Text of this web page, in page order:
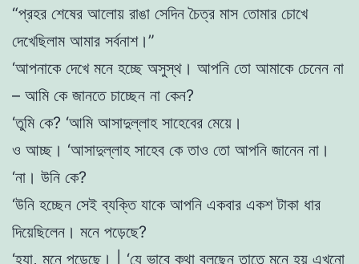
“প্রহর শেষের আলােয় রাঙা সেদিন চৈত্র মাস তােমার চোখে
দেখেছিলাম আমার সর্বনাশ।”
‘আপনাকে দেখে মনে হচ্ছে অসুস্থ । আপনি তাে আমাকে চেনেন না
– আমি কে জানতে চাচ্ছেন না কেন?
‘তুমি কে? ‘আমি আসাদুল্লাহ সাহেবের মেয়ে ।
ও আচ্ছ। ‘আসাদুল্লাহ সাহেব কে তাও তাে আপনি জানেন না ।
‘না । উনি কে?
‘উনি হচ্ছেন সেই ব্যক্তি যাকে আপনি একবার একশ টাকা ধার
দিয়েছিলেন । মনে পড়েছে?
‘হ্যা, মনে পড়েছে। | ‘যে ভাবে কথা বলছেনতাতে মনে হয় এখনাে